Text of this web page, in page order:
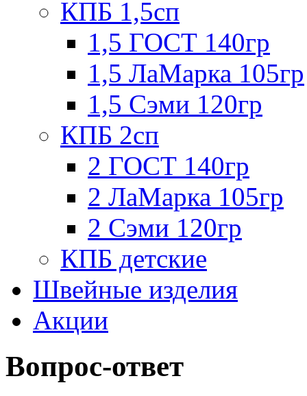
КПБ 1,5сп
1,5 ГОСТ 140гр
1,5 ЛаМарка 105гр
1,5 Сэми 120гр
КПБ 2сп
2 ГОСТ 140гр
2 ЛаМарка 105гр
2 Сэми 120гр
КПБ детские
Швейные изделия
Акции
Вопрос-ответ